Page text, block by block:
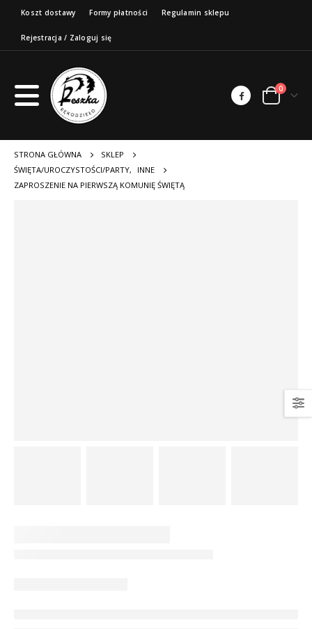
Koszt dostawy Formy płatności Regulamin sklepu
Rejestracja / Zaloguj się
0
STRONA GŁÓWNA
SKLEP
ŚWIĘTA/UROCZYSTOŚCI/PARTY,
INNE
ZAPROSZENIE NA PIERWSZĄ KOMUNIĘ ŚWIĘTĄ